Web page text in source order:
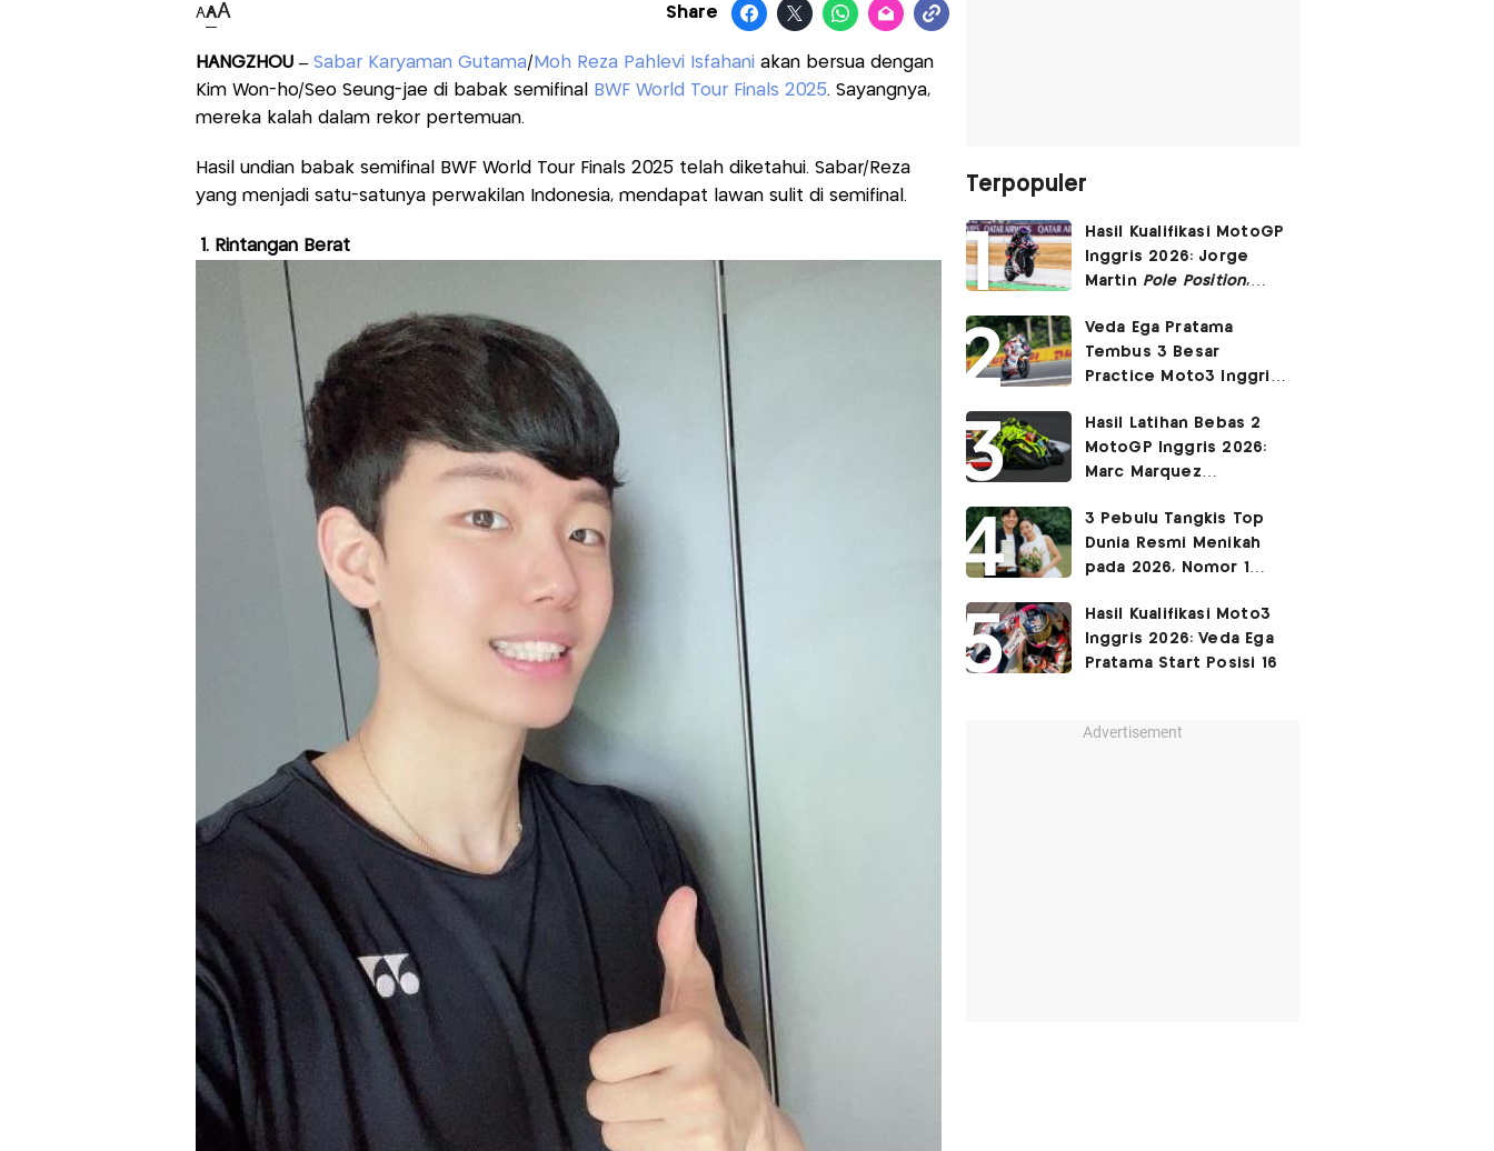
AAA Share
HANGZHOU – Sabar Karyaman Gutama/ Moh Reza Pahlevi Isfahaniakan bersua dengan
Kim Won-ho/Seo Seung-jae di babak semifinal
BWF World Tour Finals 2025. Sayangnya,
mereka kalah dalam rekor pertemuan.
Hasil undian babak semifinal BWF World Tour Finals 2025 telah diketahui. Sabar/Reza
yang menjadi satu-satunya perwakilan Indonesia, mendapat lawan sulit di semifinal.
1. Rintangan Berat
Terpopuler
Hasil Kualifikasi MotoGP
Inggris 2026: Jorge
Martin Pole Position,
Posisi 6!
Veda Ega Pratama
Tembus 3 Besar
Practice Moto3 Inggris
di Kualifikasi?
Hasil Latihan Bebas 2
MotoGP Inggris 2026:
Marc Marquez
Giannantonio Tercepat
3 Pebulu Tangkis Top
Dunia Resmi Menikah
pada 2026, Nomor 1
Hasil Kualifikasi Moto3
Inggris 2026: Veda Ega
Pratama Start Posisi 16
Advertisement